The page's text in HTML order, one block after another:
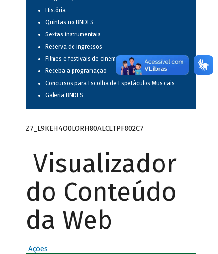
História
Quintas no BNDES
Sextas instrumentais
Reserva de ingressos
Filmes e festivais de cinema
Receba a programação
Concursos para Escolha de Espetáculos Musicais
Galeria BNDES
Z7_L9KEH4O0LORH80ALCLTPF802C7
Visualizador
do Conteúdo
da Web
Ações